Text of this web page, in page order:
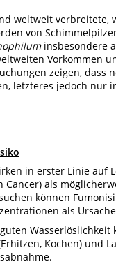
weltweit verbreitete,
von
insbesondere
Vorkommen
zeigen, dass
letzteres jedoch
in erster Linie auf
Cancer) als
können
als
Kochen) und